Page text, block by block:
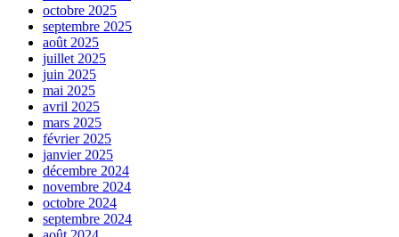
octobre 2025
septembre 2025
août 2025
juillet 2025
juin 2025
mai 2025
avril 2025
mars 2025
février 2025
janvier 2025
décembre 2024
novembre 2024
octobre 2024
septembre 2024